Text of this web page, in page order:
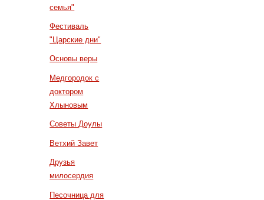
семья"
Фестиваль
"Царские дни"
Основы веры
Медгородок с
доктором
Хлыновым
Советы Доулы
Ветхий Завет
Друзья
милосердия
Песочница для